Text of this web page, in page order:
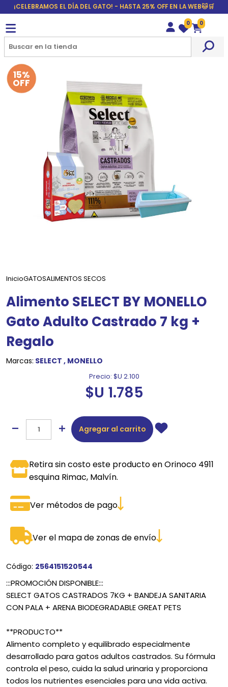
¡CELEBRAMOS EL DÍA DEL GATO! - HASTA 25% OFF EN LA WEB🐱🛒
Wishlist
0
Carrito
0
15%
OFF
InicioGATOSALIMENTOS SECOS
Alimento SELECT BY MONELLO
Gato Adulto Castrado 7 kg +
Regalo
Marcas: SELECT , MONELLO
Precio: $U 2.100
$U 1.785
Agregar al carrito
Retira sin costo este producto en Orinoco 4911
esquina Rimac, Malvín.
Ver métodos de pago
Ver el mapa de zonas de envío
Código: 2564151520544
:::PROMOCIÓN DISPONIBLE:::
SELECT GATOS CASTRADOS 7KG + BANDEJA SANITARIA
CON PALA + ARENA BIODEGRADABLE GREAT PETS
**PRODUCTO**
Alimento completo y equilibrado especialmente
desarrollado para gatos adultos castrados. Su fórmula
controla el peso, cuida la salud urinaria y proporciona
todos los nutrientes esenciales para una vida activa.